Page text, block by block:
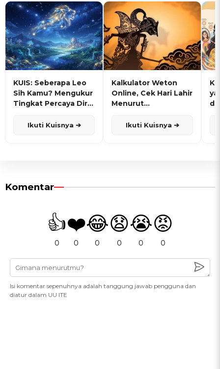
KUIS: Seberapa Leo
Sih Kamu? Mengukur
Tingkat Percaya Diri
Ikuti Kuisnya ➔
Kalkulator Weton
Online, Cek Hari Lahir
Menurut
Ikuti Kuisnya ➔
Komentar
👍
0
❤️
0
😂
0
😧
0
😭
0
😡
0
Isi komentar sepenuhnya adalah tanggung jawab pengguna dan
diatur dalam UU ITE